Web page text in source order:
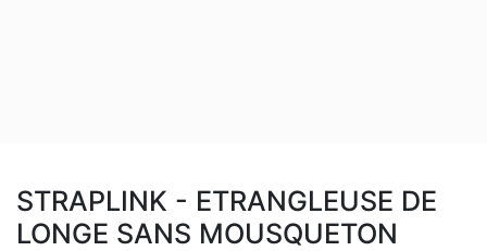
STRAPLINK - ETRANGLEUSE DE
LONGE SANS MOUSQUETON